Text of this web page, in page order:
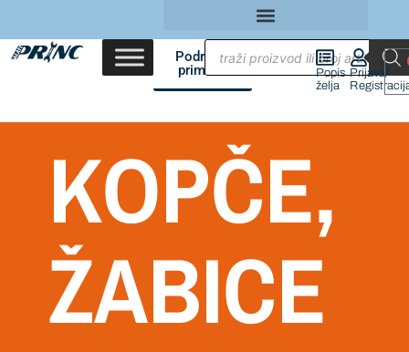
Područja
primene
Popis
želja
Prijava/
KOPČE,
ŽABICE